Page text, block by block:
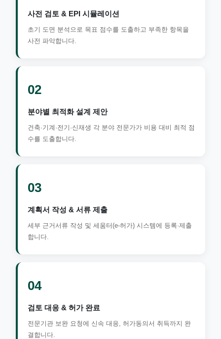
사전 검토 & EPI 시뮬레이션
초기 도면 분석으로 목표 점수를 도출하고 부족한 항목을
사전 파악합니다.
02
분야별 최적화 설계 제안
건축·기계·전기·신재생 각 분야 전문가가 비용 대비 최적 점
수를 도출합니다.
03
계획서 작성 & 서류 제출
세부 근거서류 작성 및 세움터(e-허가) 시스템에 등록·제출
합니다.
04
검토 대응 & 허가 완료
전문기관 보완 요청에 신속 대응, 허가동의서 취득까지 완
결합니다.